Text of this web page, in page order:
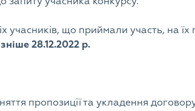
учасників, що приймали участь, на їх
28.12.2022 р.
пропозиції та укладення